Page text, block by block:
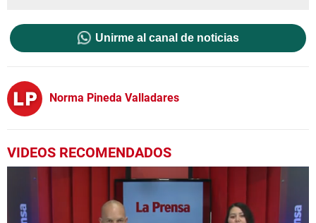
Unirme al canal de noticias
Norma Pineda Valladares
VIDEOS RECOMENDADOS